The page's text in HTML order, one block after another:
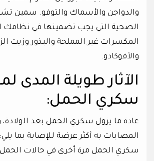
والدواجن والأسماك والتوفو. سمين
الصحية التي يجب تضمينها في نظامك
المكسرات غير المملحة والبذور وزيت
والأفوكادو.
الآثار طويلة المدى
سكري الحمل:
عادة ما يزول سكري الحمل بعد
المصابات به أكثر عرضة للإصابة بما يلي:
سكري الحمل مرة أخرى في حالات الحمل